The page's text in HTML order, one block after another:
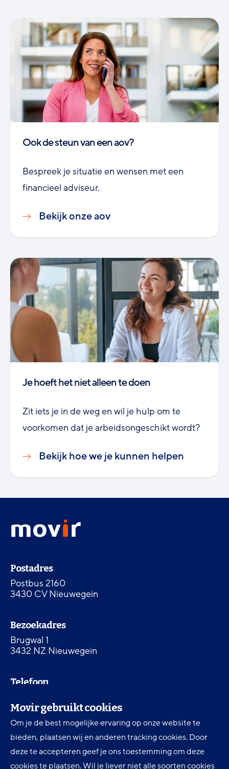
Movir gebruikt cookies
Om je de best mogelijke ervaring op onze website te
bieden, plaatsen wij en anderen tracking cookies. Door
deze te accepteren geef je ons toestemming om deze
cookies te plaatsen. Wil je liever niet alle soorten cookies
Ook de steun van een aov?
Bespreek je situatie en wensen met een
financieel adviseur.
Bekijk onze aov
Je hoeft het niet alleen te doen
Zit iets je in de weg en wil je hulp om te
voorkomen dat je arbeidsongeschikt wordt?
Bekijk hoe we je kunnen helpen
menu
Movir
-
de
homepagina
Contactinformatie
Postadres
Postbus 2160
3430 CV Nieuwegein
Bezoekadres
Brugwal 1
3432 NZ Nieuwegein
Telefoon
Digitale toegankelijkheid
Movir Momentum AOV